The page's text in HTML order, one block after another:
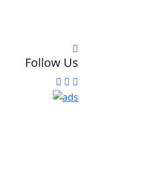
Follow Us